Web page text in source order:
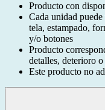
Producto con
Cada unidad
tela, estampado,
y/o botones
Producto
detalles, deterioro
Este producto no